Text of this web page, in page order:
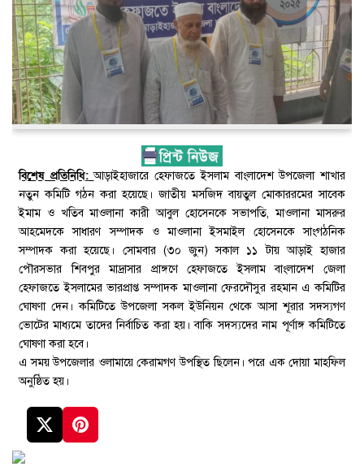
বিশেষ প্রতিনিধি: আড়াইহাজারে হেফাজতে ইসলাম বাংলাদেশ উপজেলা শাখার
নতুন কমিটি গঠন করা হয়েছে। জাতীয় মসজিদ বায়তুল মোকাররমের সাবেক
ইমাম ও খতিব মাওলানা কারী আবুল হোসেনকে সভাপতি, মাওলানা মাসরুর
আহমেদকে সাধারণ সম্পাদক ও মাওলানা ইসমাইল হোসেনকে সাংগঠনিক
সম্পাদক করা হয়েছে। সোমবার (৩০ জুন) সকাল ১১ টায় আড়াই হাজার
পৌরসভার শিবপুর মাদ্রাসার প্রাঙ্গণে হেফাজতে ইসলাম বাংলাদেশ জেলা
হেফাজতে ইসলামের ভারপ্রাপ্ত সম্পাদক মাওলানা ফেরদৌসুর রহমান এ কমিটির
ঘোষণা দেন। কমিটিতে উপজেলা সকল ইউনিয়ন থেকে আসা শূরার সদস্যগণ
ভোটের মাধ্যমে তাদের নির্বাচিত করা হয়। বাকি সদস্যদের নাম পূর্ণাঙ্গ কমিটিতে
ঘোষণা করা হবে।
এ সময় উপজেলার ওলামায়ে কেরামগণ উপস্থিত ছিলেন। পরে এক দোয়া মাহফিল
অনুষ্ঠিত হয়।